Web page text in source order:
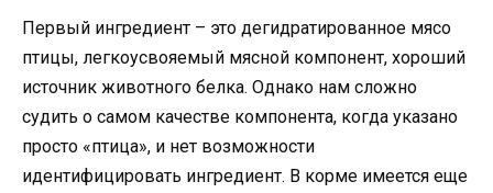
Первый ингредиент – это дегидратированное мясо
птицы, легкоусвояемый мясной компонент, хороший
источник животного белка. Однако нам сложно
судить о самом качестве компонента, когда указано
просто «птица», и нет возможности
идентифицировать ингредиент. В корме имеется еще